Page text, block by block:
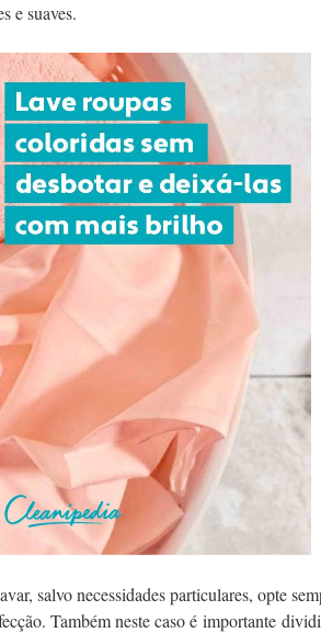
e suaves.
salvo necessidades particulares, opte
Também neste caso é importante